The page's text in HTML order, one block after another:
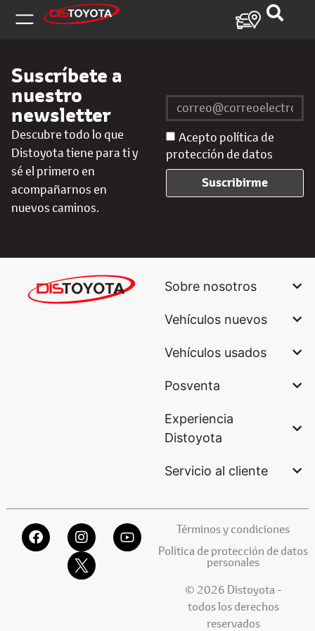
Suscríbete a
nuestro
newsletter
Descubre todo lo que
Distoyota tiene para ti y
sé el primero en
acompañarnos en
nuevos caminos.
Acepto política de
protección de datos
Suscribirme
Sobre nosotros
Vehículos nuevos
Vehículos usados
Posventa
Experiencia
Distoyota
Servicio al cliente
Términos y condiciones
Política de protección de datos
personales
© 2026 Distoyota -
todos los derechos
reservados